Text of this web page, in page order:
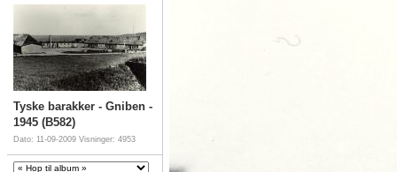
Tyske barakker - Gniben -
1945 (B582)
Dato: 11-09-2009 Visninger: 4953